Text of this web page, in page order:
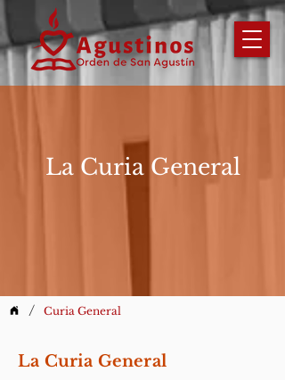
La Curia General
/ Curia General
La Curia General